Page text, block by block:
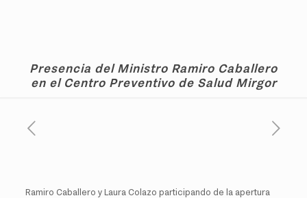
Presencia del Ministro Ramiro Caballero
en el Centro Preventivo de Salud Mirgor
Ramiro Caballero y Laura Colazo participando de la apertura